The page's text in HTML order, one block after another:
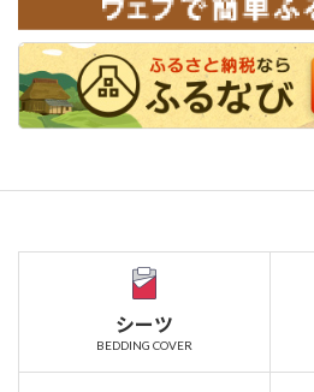
シーツ
BEDDING COVER